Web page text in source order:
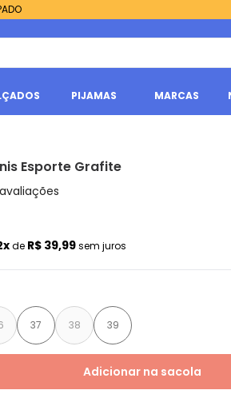
PIJAMAS MARCAS
Esporte Grafite
avaliações
de R$ 39,99sem juros
37 38 39
Adicionar na sacola